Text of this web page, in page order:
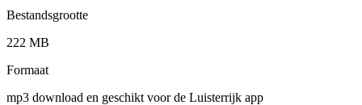
Bestandsgrootte
222 MB
Formaat
mp3 download en geschikt voor de Luisterrijk app